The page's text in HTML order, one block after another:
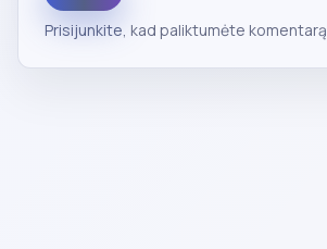
Prisijunkite, kad paliktumėte komentarą